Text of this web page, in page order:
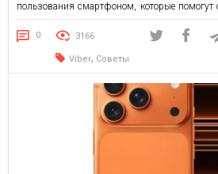
пользования смартфоном, которые помогут
Не допускайте физического перегрева
смартфон под прямыми солнечными
0 3166
Viber, Советы